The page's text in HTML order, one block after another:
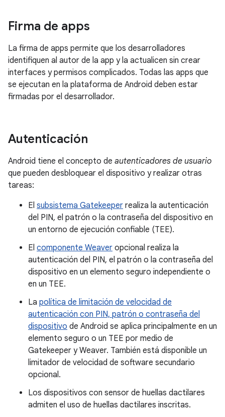
Firma de apps
La firma de apps permite que los desarrolladores
identifiquen al autor de la app y la actualicen sin crear
interfaces y permisos complicados. Todas las apps que
se ejecutan en la plataforma de Android deben estar
firmadas por el desarrollador.
Autenticación
Android tiene el concepto de autenticadores de usuario
que pueden desbloquear el dispositivo y realizar otras
tareas:
El subsistema Gatekeeper realiza la autenticación
del PIN, el patrón o la contraseña del dispositivo en
un entorno de ejecución confiable (TEE).
El componente Weaver opcional realiza la
autenticación del PIN, el patrón o la contraseña del
dispositivo en un elemento seguro independiente o
en un TEE.
La política de limitación de velocidad de
autenticación con PIN, patrón o contraseña del
dispositivo de Android se aplica principalmente en un
elemento seguro o un TEE por medio de
Gatekeeper y Weaver. También está disponible un
limitador de velocidad de software secundario
opcional.
Los dispositivos con sensor de huellas dactilares
admiten el uso de huellas dactilares inscritas.